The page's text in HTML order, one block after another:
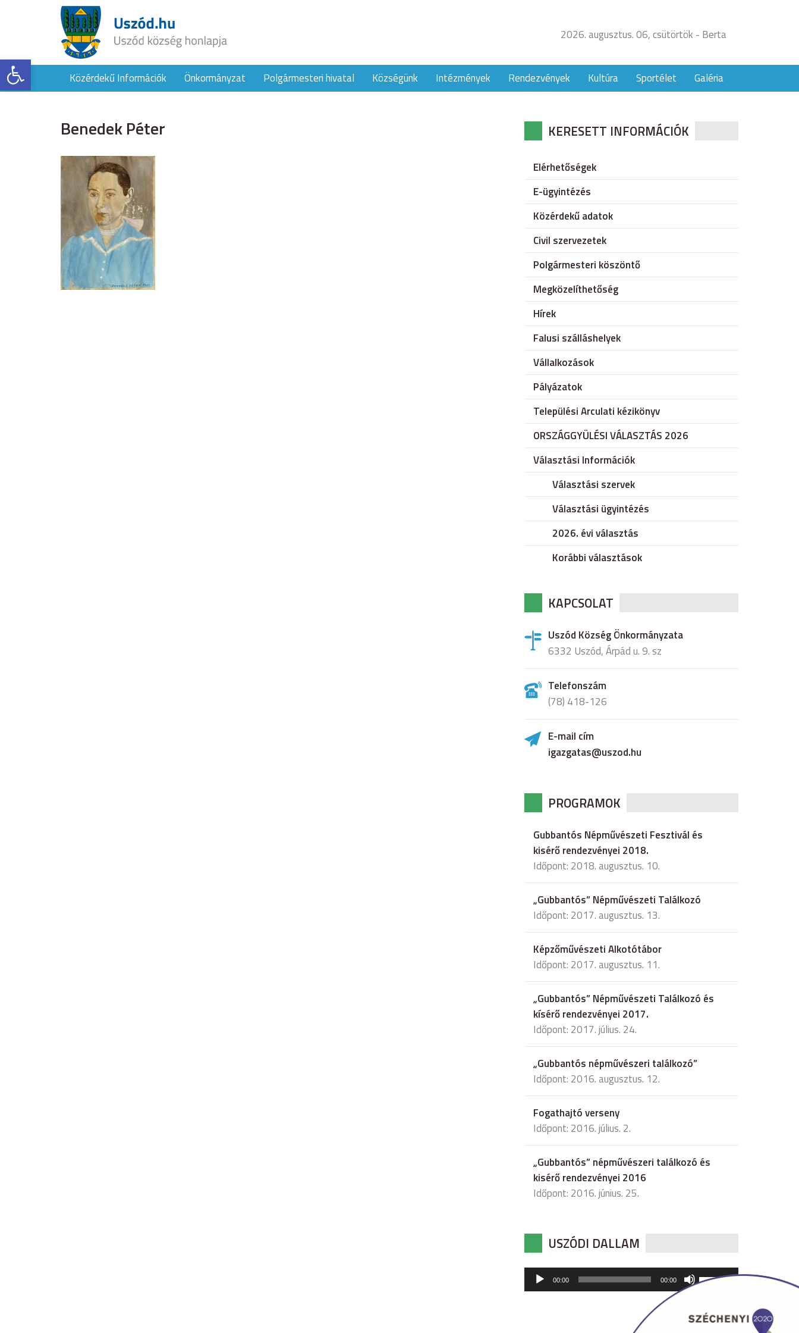
Eszköztár megnyitása
2026. augusztus. 06, csütörtök - Berta
Közérdekű Információk Önkormányzat Polgármesteri hivatal Községünk Intézmények Rendezvények Kultúra Sportélet Galéria
Benedek Péter KERESETT INFORMÁCIÓK
Elérhetőségek
E-ügyintézés
Közérdekű adatok
Civil szervezetek
Polgármesteri köszöntő
Megközelíthetőség
Hírek
Falusi szálláshelyek
Vállalkozások
Pályázatok
Települési Arculati kézikönyv
ORSZÁGGYÜLÉSI VÁLASZTÁS 2026
Választási Információk
Választási szervek
Választási ügyintézés
2026. évi választás
Korábbi választások
KAPCSOLAT
Uszód Község Önkormányzata
6332 Uszód, Árpád u. 9. sz
Telefonszám
(78) 418-126
E-mail cím
igazgatas@uszod.hu
PROGRAMOK
Gubbantós Népművészeti Fesztivál és
kisérő rendezvényei 2018.
Időpont: 2018. augusztus. 10.
„Gubbantós” Népművészeti Találkozó
Időpont: 2017. augusztus. 13.
Képzőművészeti Alkotótábor
Időpont: 2017. augusztus. 11.
„Gubbantós” Népművészeti Találkozó és
kísérő rendezvényei 2017.
Időpont: 2017. július. 24.
„Gubbantós népművészeri találkozó”
Időpont: 2016. augusztus. 12.
Fogathajtó verseny
Időpont: 2016. július. 2.
„Gubbantós” népművészeri találkozó és
kisérő rendezvényei 2016
Időpont: 2016. június. 25.
USZÓDI DALLAM
Audió
lejátszó
00:00 00:00
hangerő
csökkentéséhez